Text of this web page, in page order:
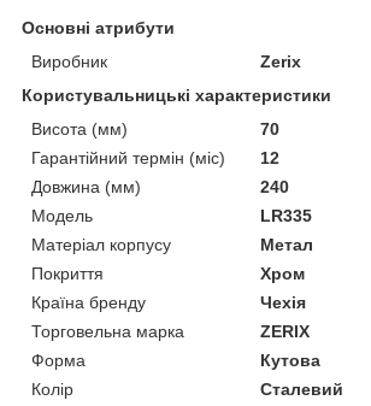
Основні атрибути
Виробник
Zerix
Користувальницькі характеристики
Висота (мм)
70
Гарантійний термін (міс)
12
Довжина (мм)
240
Мoдель
LR335
Матеріал корпусу
Метал
Покриття
Хром
Країна бренду
Чехія
Торговельна марка
ZERIX
Форма
Кутова
Колір
Сталевий